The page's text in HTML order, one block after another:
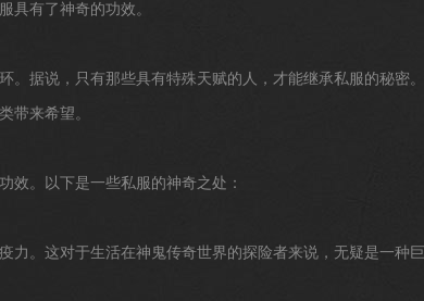
具有了神奇的功效。
。据说，只有那些具有特殊天赋的人，才能继承私服的秘密。
带来希望。
效。以下是一些私服的神奇之处：
力。这对于生活在神鬼传奇世界的探险者来说，无疑是一种巨